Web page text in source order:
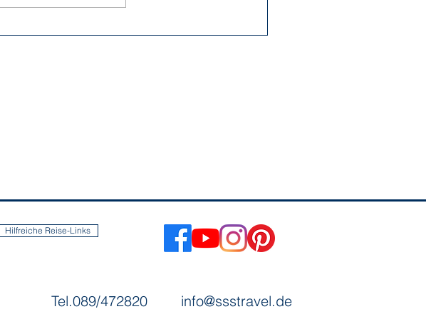
Hilfreiche Reise-Links
Tel.089/472820 info@ssstravel.de